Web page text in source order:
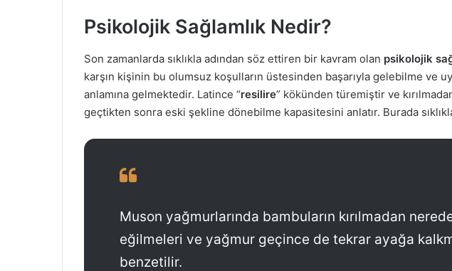
r
-
p
o
s
d
r
Psikolojik Sağlamlık Nedir?
Son zamanlarda sıklıkla adından söz ettiren bir kavram olan psikolojik
karşın kişinin bu olumsuz koşulların üstesinden başarıyla gelebilme ve
anlamına gelmektedir. Latince “resilire” kökünden türemiştir ve
geçtikten sonra eski şekline dönebilme kapasitesini anlatır. Burada
Muson yağmurlarında bambuların kırılmadan
eğilmeleri ve yağmur geçince de tekrar ayağa
benzetilir.